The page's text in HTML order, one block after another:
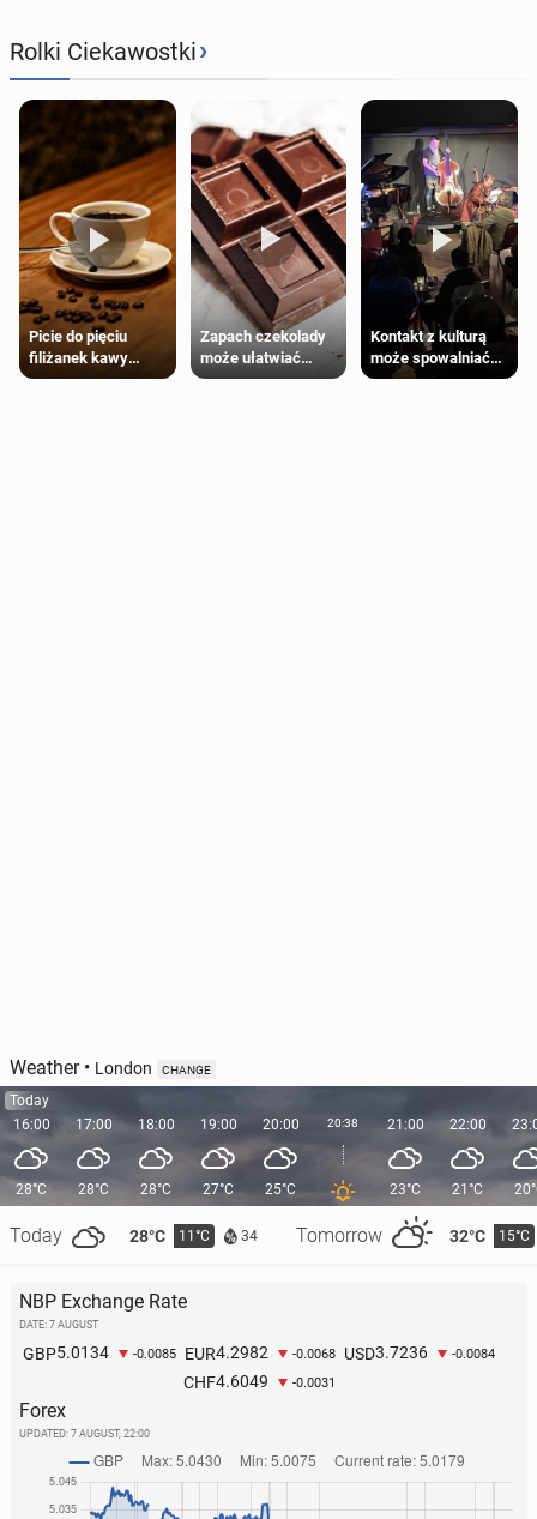
Rolki Ciekawostki›
Picie do pięciu
filiżanek kawy
dziennie jest
Zapach czekolady
może ułatwiać
trening siłowy
Kontakt z kulturą
może spowalniać
starzenie
Weather• London CHANGE
Today
16:00
28°C
Today 28°C 11°C 34 Tomorrow 32°C 15°C
17:00
28°C
18:00
28°C
19:00
27°C
20:00
25°C
20:38 21:00
23°C
22:00
21°C
NBP Exchange Rate
DATE: 7 AUGUST
GBP5.0134 -0.0085 EUR4.2982 -0.0068 USD3.7236 -0.0084
CHF4.6049 -0.0031
Forex
UPDATED: 7 AUGUST, 22:00